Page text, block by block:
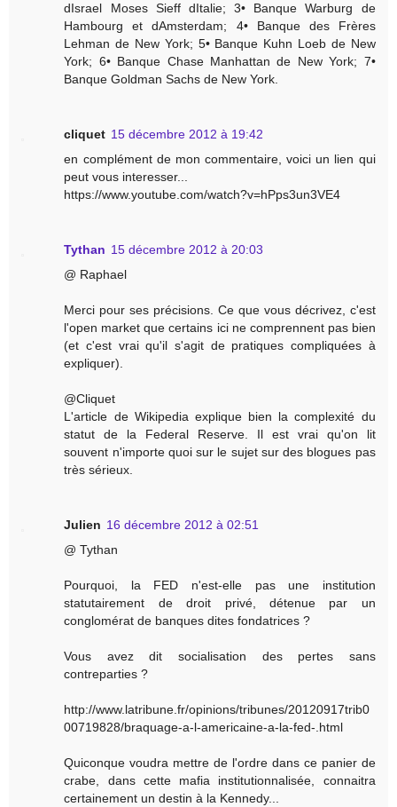
dIsrael Moses Sieff dItalie; 3• Banque Warburg de
Hambourg et dAmsterdam; 4• Banque des Frères
Lehman de New York; 5• Banque Kuhn Loeb de New
York; 6• Banque Chase Manhattan de New York; 7•
Banque Goldman Sachs de New York.
cliquet 15 décembre 2012 à 19:42
en complément de mon commentaire, voici un lien qui
peut vous interesser...
https://www.youtube.com/watch?v=hPps3un3VE4
Tythan 15 décembre 2012 à 20:03
@ Raphael
Merci pour ses précisions. Ce que vous décrivez, c'est
l'open market que certains ici ne comprennent pas bien
(et c'est vrai qu'il s'agit de pratiques compliquées à
expliquer).
@Cliquet
L'article de Wikipedia explique bien la complexité du
statut de la Federal Reserve. Il est vrai qu'on lit
souvent n'importe quoi sur le sujet sur des blogues pas
très sérieux.
Julien 16 décembre 2012 à 02:51
@ Tythan
Pourquoi, la FED n'est-elle pas une institution
statutairement de droit privé, détenue par un
conglomérat de banques dites fondatrices ?
Vous avez dit socialisation des pertes sans
contreparties ?
http://www.latribune.fr/opinions/tribunes/20120917trib0
00719828/braquage-a-l-americaine-a-la-fed-.html
Quiconque voudra mettre de l'ordre dans ce panier de
crabe, dans cette mafia institutionnalisée, connaitra
certainement un destin à la Kennedy...